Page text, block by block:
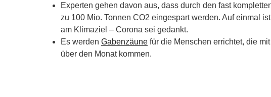
Experten gehen davon aus, dass durch den fast
zu 100 Mio. Tonnen CO2 eingespart werden. Auf einmal
am Klimaziel – Corona sei gedankt.
Es werden Gabenzäune für die Menschen errichtet, die
über den Monat kommen.